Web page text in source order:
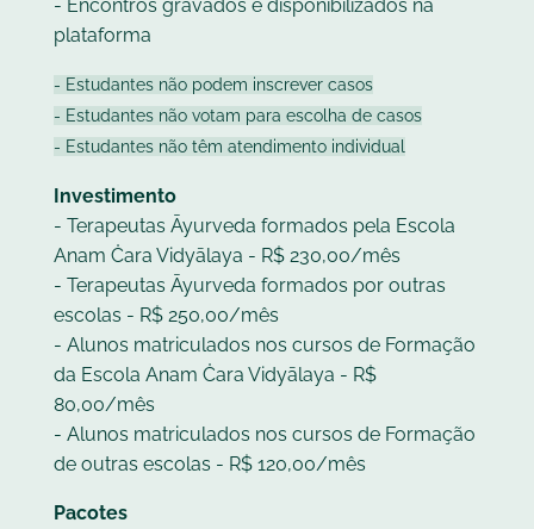
- Encontros gravados e disponibilizados na
plataforma
- Estudantes não podem inscrever casos
- Estudantes não votam para escolha de casos
- Estudantes não têm atendimento individual
Investimento
- Terapeutas Āyurveda formados pela Escola
Anam Ċara Vidyālaya - R$ 230,00/mês
- Terapeutas Āyurveda formados por outras
escolas - R$ 250,00/mês
- Alunos matriculados nos cursos de Formação
da Escola Anam Ċara Vidyālaya - R$
80,00/mês
- Alunos matriculados nos cursos de Formação
de outras escolas - R$ 120,00/mês
Pacotes